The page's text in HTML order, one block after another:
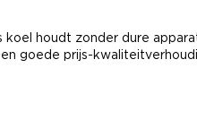
houdt zonder dure
goede prijs-